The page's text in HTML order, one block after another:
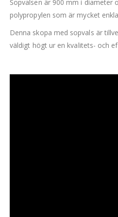
Sopvalsen är 900 mm i diameter
polypropylen som är mycket
Denna skopa med sopvals är
väldigt högt ur en kvalitets- och